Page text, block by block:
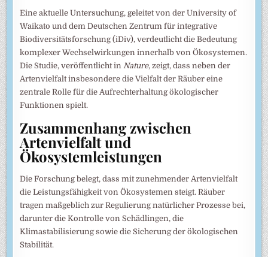
Eine aktuelle Untersuchung, geleitet von der University of
Waikato und dem Deutschen Zentrum für integrative
Biodiversitätsforschung (iDiv), verdeutlicht die Bedeutung
komplexer Wechselwirkungen innerhalb von Ökosystemen.
Die Studie, veröffentlicht inNature, zeigt, dass neben der
Artenvielfalt insbesondere die Vielfalt der Räuber eine
zentrale Rolle für die Aufrechterhaltung ökologischer
Funktionen spielt.
Zusammenhang zwischen
Artenvielfalt und
Ökosystemleistungen
Die Forschung belegt, dass mit zunehmender Artenvielfalt
die Leistungsfähigkeit von Ökosystemen steigt. Räuber
tragen maßgeblich zur Regulierung natürlicher Prozesse bei,
darunter die Kontrolle von Schädlingen, die
Klimastabilisierung sowie die Sicherung der ökologischen
Stabilität.